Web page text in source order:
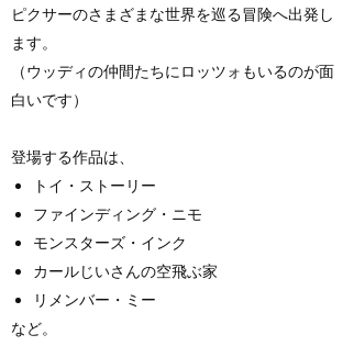
ピクサーのさまざまな世界を巡る冒険へ出発し
ます。
（ウッディの仲間たちにロッツォもいるのが面
白いです）
登場する作品は、
トイ・ストーリー
ファインディング・ニモ
モンスターズ・インク
カールじいさんの空飛ぶ家
リメンバー・ミー
など。